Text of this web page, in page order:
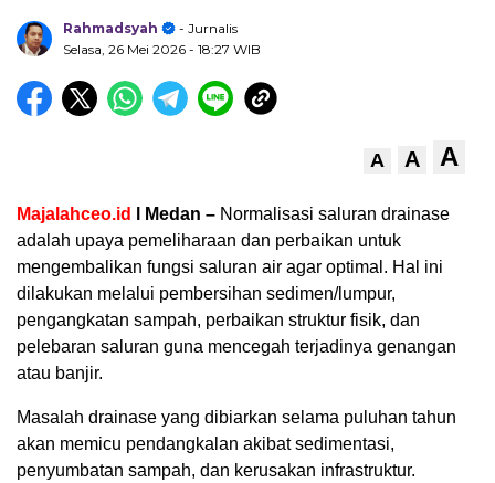
Rahmadsyah
- Jurnalis
Selasa, 26 Mei 2026 - 18:27 WIB
A A A
Majalahceo.id l Medan – Normalisasi saluran drainase
adalah upaya pemeliharaan dan perbaikan untuk
mengembalikan fungsi saluran air agar optimal. Hal ini
dilakukan melalui pembersihan sedimen/lumpur,
pengangkatan sampah, perbaikan struktur fisik, dan
pelebaran saluran guna mencegah terjadinya genangan
atau banjir.
Masalah drainase yang dibiarkan selama puluhan tahun
akan memicu pendangkalan akibat sedimentasi,
penyumbatan sampah, dan kerusakan infrastruktur.